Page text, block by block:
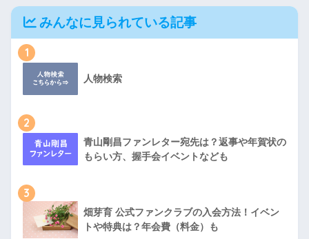
みんなに見られている記事
1
人物検索
2
青山剛昌ファンレター宛先は？返事や年賀状の
もらい方、握手会イベントなども
3
畑芽育 公式ファンクラブの入会方法！イベン
トや特典は？年会費（料金）も